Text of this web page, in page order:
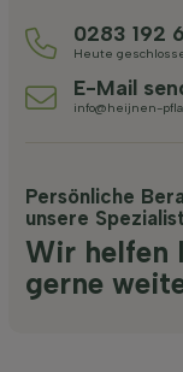
0283 192
Heute
E-Mail
info@heijnen-
Persönliche
unsere
Wir helfen
gerne